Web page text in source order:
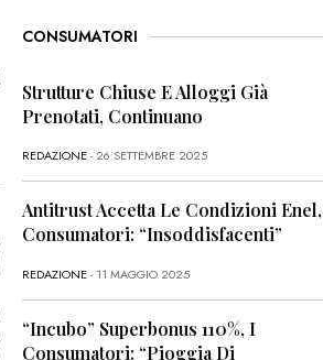
CONSUMATORI
Strutture Chiuse E Alloggi Già
Prenotati, Continuano
REDAZIONE- 26 SETTEMBRE 2025
Antitrust Accetta Le Condizioni Enel,
Consumatori: “Insoddisfacenti”
REDAZIONE- 11 MAGGIO 2025
“Incubo” Superbonus 110%, I
Consumatori: “Pioggia Di